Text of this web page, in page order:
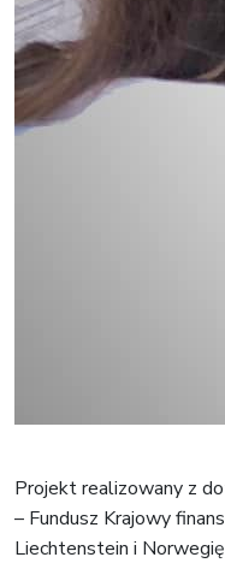
Projekt realizowany z
– Fundusz Krajowy
Liechtenstein i